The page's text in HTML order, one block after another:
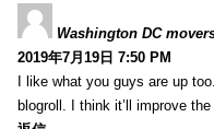
Washington DC
2019年7月19日 7:50 PM
I like what you guys are up
blogroll. I think it’ll improve